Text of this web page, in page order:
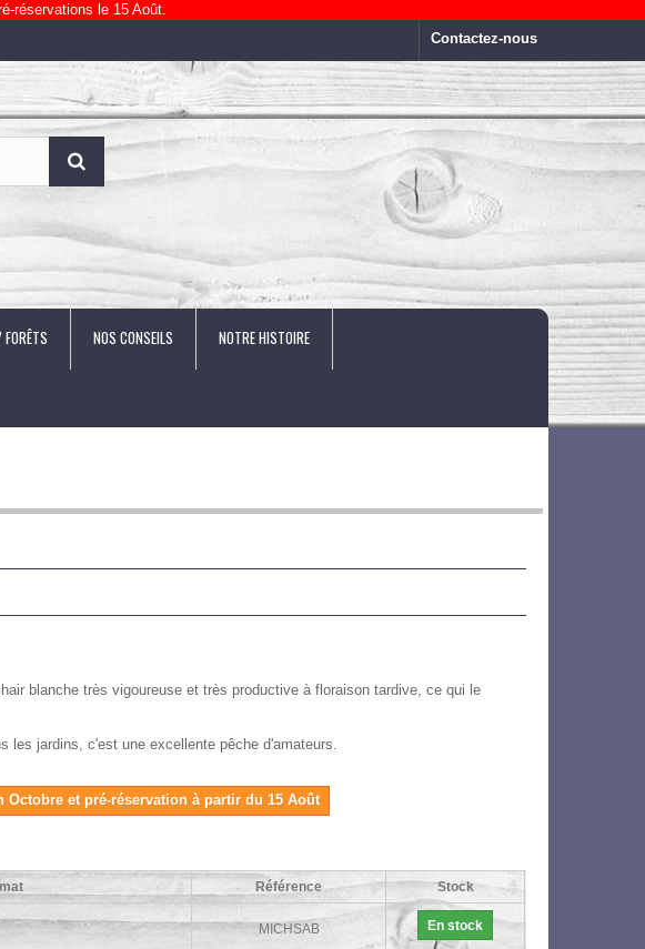
réservations le 15 Août.
Contactez-nous
NOS CONSEILS NOTRE HISTOIRE
blanche très vigoureuse et très productive à floraison tardive, ce qui le
les jardins, c'est une excellente pêche d'amateurs.
Octobre et pré-réservation à partir du 15 Août
Référence Stock
MICHSAB En stock